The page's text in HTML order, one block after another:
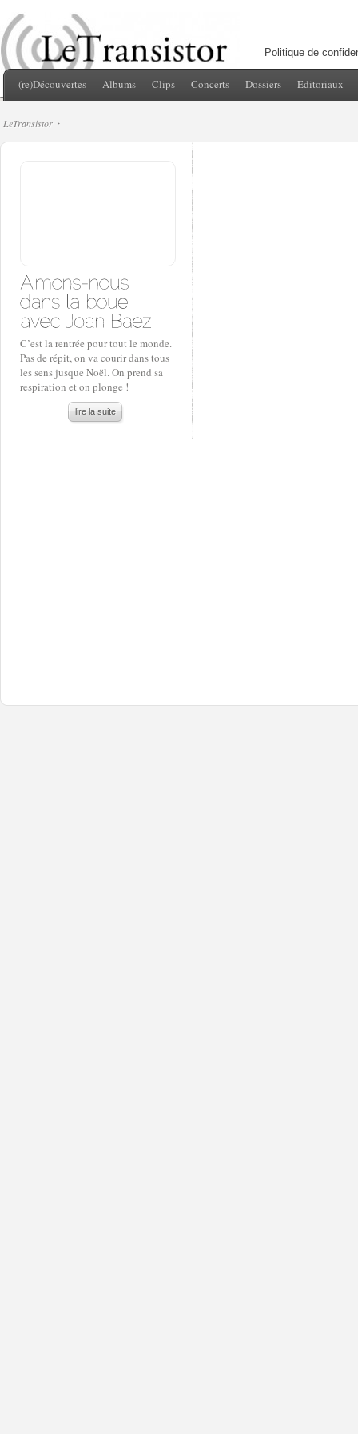
Politique de
(re)Découvertes Albums Clips Concerts Dossiers Editoriaux
LeTransistor
C’est la rentrée pour tout le monde.
Pas de répit, on va courir dans tous
les sens jusque Noël. On prend sa
respiration et on plonge !
lire la suite